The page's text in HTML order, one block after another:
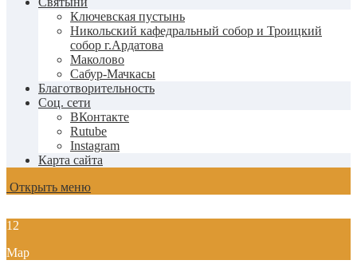
Ключевская пустынь
Никольский кафедральный собор и Троицкий
собор г.Ардатова
Маколово
Сабур-Мачкасы
Благотворительность
Соц. сети
ВКонтакте
Rutube
Instagram
Карта сайта
Открыть меню
12
Мар